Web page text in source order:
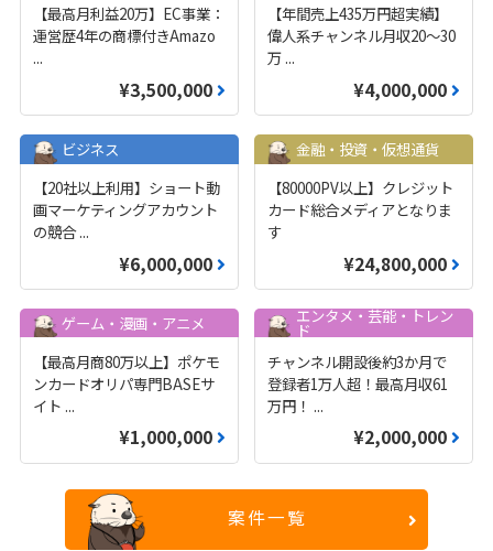
【最高月利益20万】EC事業：
運営歴4年の商標付きAmazo
...
¥3,500,000
【年間売上435万円超実績】
偉人系チャンネル月収20～30
万 ...
¥4,000,000
ビジネス
【20社以上利用】ショート動
画マーケティングアカウント
の競合...
¥6,000,000
金融・投資・仮想通貨
【80000PV以上】クレジット
カード総合メディアとなりま
す
¥24,800,000
ゲーム・漫画・アニメ
【最高月商80万以上】ポケモ
ンカードオリパ専門BASEサ
イト ...
¥1,000,000
エンタメ・芸能・トレン
ド
チャンネル開設後約3か月で
登録者1万人超！最高月収61
万円！ ...
¥2,000,000
案件一覧